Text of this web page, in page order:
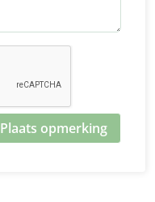
Plaats opmerking